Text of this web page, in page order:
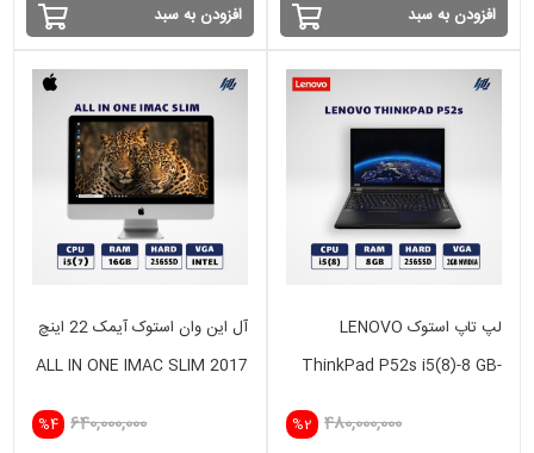
افزودن به سبد افزودن به سبد
لپ تاپ استوک LENOVO
ThinkPad P52s i5(8)-8 GB-
%2 480,000,000
آل این وان استوک آیمک 22 اینچ
ALL IN ONE IMAC SLIM 2017
i5(7) -16GB - 256 GB SSD-
%4 640,000,000